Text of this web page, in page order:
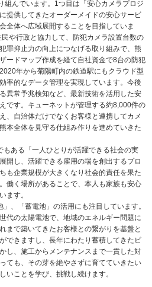
組んでいます。1つ目は「安心カメラプロジ
提供してきたオーダーメイドの安心サービ
全体へ広域展開することを目指していま
や行政と協力して、防犯カメラ設置台数の
罪抑止力の向上につなげる取り組みで、熊
ードマップ作成を経て自社資金で8台の防犯
年から菊陽町内の鉄道駅にもクラウド型
率的なデータ管理を実現しています。今後
異常予兆検知など、最新技術を活用した安
です。キューネットが管理する約8,000件の
、自治体だけでなくお客様と連携してカメ
本全体を見守る仕組み作りを進めていきた
ある「一人ひとりが活躍できる社会の実
開し、活躍できる雇用の場を創出するプロ
も企業規模が大きくなり社会的責任を果た
働く場所があることで、本人も家族も安心
ます。
、「蓄電池」の活用にも注目しています。
代の太陽電池で、地域のエネルギー問題に
まで築いてきたお客様との繋がりを基盤と
できますし、長年にわたり蓄積してきたビ
し、施工からメンテナンスまで一貫した対
ても、その芽を絶やさずに育てていきたい
いことを学び、挑戦し続けます。